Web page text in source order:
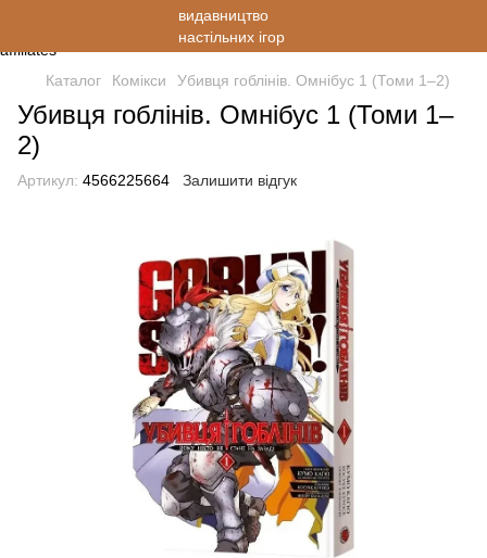
Каталог Комікси Убивця гоблінів. Омнібус 1 (Томи 1–2)
Убивця гоблінів. Омнібус 1 (Томи 1–
2)
Артикул: 4566225664 Залишити відгук